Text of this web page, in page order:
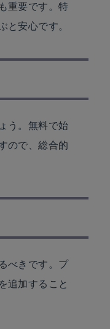
重要です。特
と安心です。
う。無料で始
ので、総合的
べきです。プ
追加すること